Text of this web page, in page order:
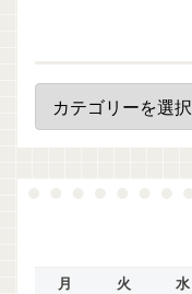
月 火 水